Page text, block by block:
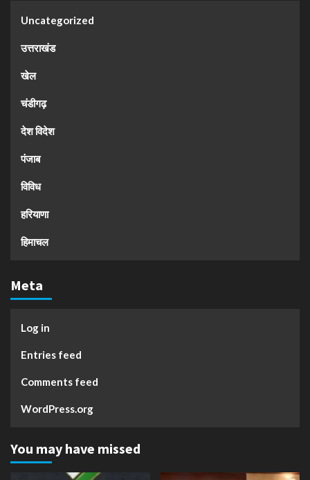
Uncategorized
उत्तराखंड
खेल
चंडीगढ़
देश विदेश
पंजाब
विविध
हरियाणा
हिमाचल
Meta
Log in
Entries feed
Comments feed
WordPress.org
You may have missed